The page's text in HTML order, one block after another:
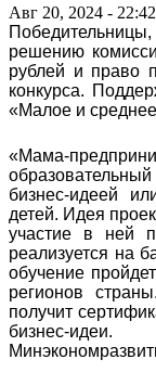
Авг 20, 2024 - 22:42
решению
рублей и право
конкурса.
«Малое и
«Мама-
бизнес-идеей
детей. Идея
участие в ней
реализуется на
обучение
регионов
получит
бизнес-